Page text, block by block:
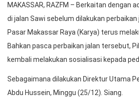
MAKASSAR, RAZFM – Berkaitan dengan
di jalan Sawi sebelum dilakukan perbaikan
Pasar Makassar Raya (Karya) terus
Bahkan pasca perbaikan jalan tersebut,
kembali melakukan sosialisasi kepada
Sebagaimana dilakukan Direktur Utama
Abdu Hussein, Minggu (25/12). Siang.